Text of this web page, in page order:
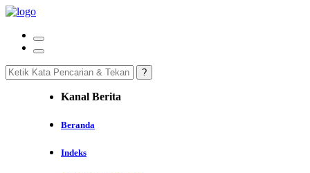
Kanal Berita
Beranda
Indeks